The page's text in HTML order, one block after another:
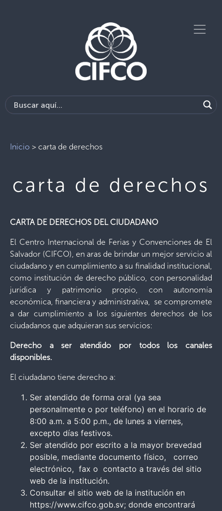
Inicio > carta de derechos
carta de derechos
CARTA DE DERECHOS DEL CIUDADANO
El Centro Internacional de Ferias y Convenciones de El
Salvador (CIFCO), en aras de brindar un mejor servicio al
ciudadano y en cumplimiento a su finalidad institucional,
como institución de derecho público, con personalidad
jurídica y patrimonio propio, con autonomía
económica, financiera y administrativa, se compromete
a dar cumplimiento a los siguientes derechos de los
ciudadanos que adquieran sus servicios:
Derecho a ser atendido por todos los canales
disponibles.
El ciudadano tiene derecho a:
Ser atendido de forma oral (ya sea
personalmente o por teléfono) en el horario de
8:00 a.m. a 5:00 p.m., de lunes a viernes,
excepto días festivos.
Ser atendido por escrito a la mayor brevedad
posible, mediante documento físico, correo
electrónico, fax o contacto a través del sitio
web de la institución.
Consultar el sitio web de la institución en
https://www.cifco.gob.sv; donde encontrará